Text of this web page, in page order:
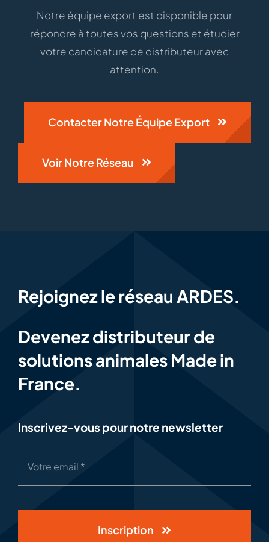
Notre équipe export est disponible pour
répondre à toutes vos questions et étudier
votre candidature de distributeur avec
attention.
Contacter Notre Équipe Export
Voir Notre Réseau
Rejoignez le réseau ARDES.
Devenez distributeur de
solutions animales Made in
France.
Inscrivez-vous pour notre newsletter
Inscription